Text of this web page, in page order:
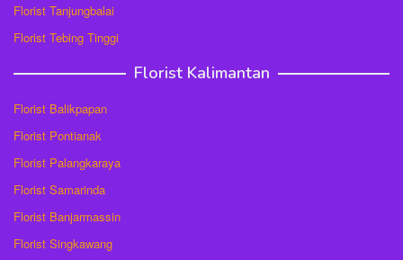
Florist Tanjungbalai
Florist Tebing Tinggi
Florist Kalimantan
Florist Balikpapan
Florist Pontianak
Florist Palangkaraya
Florist Samarinda
Florist Banjarmassin
Florist Singkawang